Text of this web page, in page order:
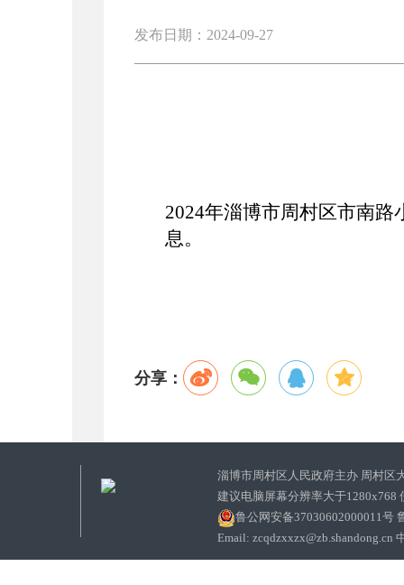
发布日期：2024-09-27
2024年淄博市周村区市南路
息。
分享：
淄博市周村区人民政府主办 周村区
建议电脑屏幕分辨率大于1280x768
鲁公网安备37030602000011号
Email: zcqdzxxzx@zb.shandong.cn